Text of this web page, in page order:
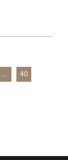
… 40